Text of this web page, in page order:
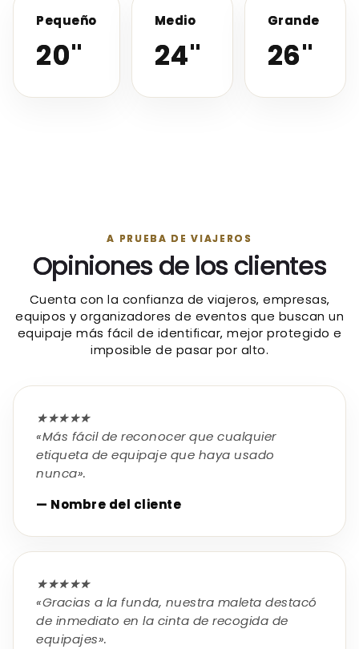
Pequeño
20"
Medio
24"
Grande
26"
A PRUEBA DE VIAJEROS
Opiniones de los clientes
Cuenta con la confianza de viajeros, empresas,
equipos y organizadores de eventos que buscan un
equipaje más fácil de identificar, mejor protegido e
imposible de pasar por alto.
★★★★★
«Más fácil de reconocer que cualquier
etiqueta de equipaje que haya usado
nunca».
— Nombre del cliente
★★★★★
«Gracias a la funda, nuestra maleta destacó
de inmediato en la cinta de recogida de
equipajes».